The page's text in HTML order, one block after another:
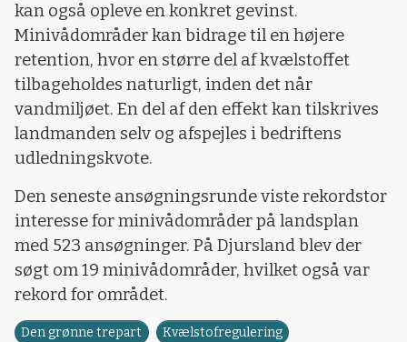
kan også opleve en konkret gevinst.
Minivådområder kan bidrage til en højere
retention, hvor en større del af kvælstoffet
tilbageholdes naturligt, inden det når
vandmiljøet. En del af den effekt kan tilskrives
landmanden selv og afspejles i bedriftens
udledningskvote.
Den seneste ansøgningsrunde viste rekordstor
interesse for minivådområder på landsplan
med 523 ansøgninger. På Djursland blev der
søgt om 19 minivådområder, hvilket også var
rekord for området.
Den grønne trepart Kvælstofregulering